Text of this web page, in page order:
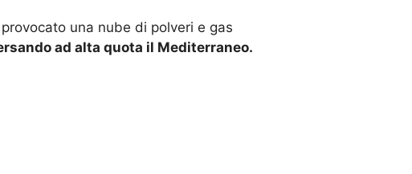
una nube di polveri e gas
ad alta quota il Mediterraneo.